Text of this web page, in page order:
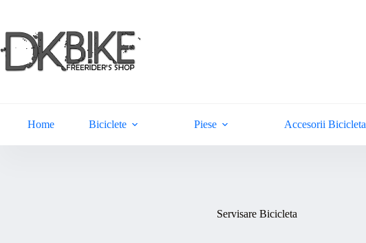
conținut
Home Biciclete Piese Accesorii Bicicleta
Servisare Bicicleta